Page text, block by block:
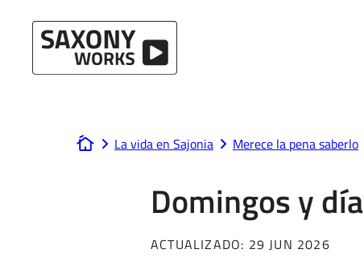
www.saxony-works.com
La vida en Sajonia Merece la pena saberlo
Domingos y
ACTUALIZADO: 29 JUN 2026